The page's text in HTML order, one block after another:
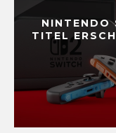
NINTENDO
TITEL